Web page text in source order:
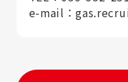
e-mail：